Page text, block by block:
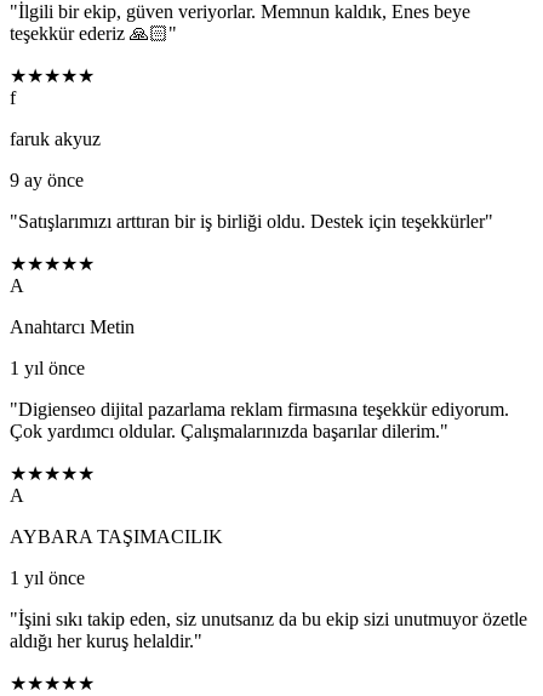
"İlgili bir ekip, güven veriyorlar. Memnun kaldık, Enes beye
teşekkür ederiz 🙏🏻"
★★★★★
f
faruk akyuz
9 ay önce
"Satışlarımızı arttıran bir iş birliği oldu. Destek için teşekkürler"
★★★★★
A
Anahtarcı Metin
1 yıl önce
"Digienseo dijital pazarlama reklam firmasına teşekkür ediyorum.
Çok yardımcı oldular. Çalışmalarınızda başarılar dilerim."
★★★★★
A
AYBARA TAŞIMACILIK
1 yıl önce
"İşini sıkı takip eden, siz unutsanız da bu ekip sizi unutmuyor özetle
aldığı her kuruş helaldir."
★★★★★